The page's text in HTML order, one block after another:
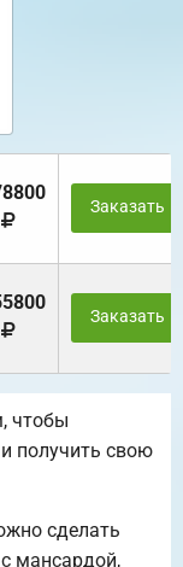
Заказать
Заказать
чтобы
получить свою
сделать
мансардой,